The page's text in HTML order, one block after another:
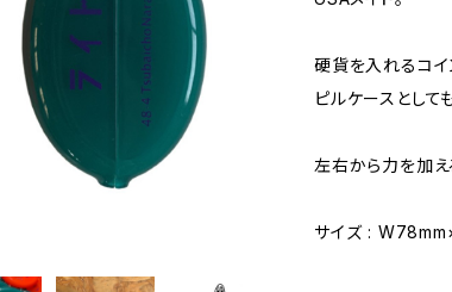
硬貨を入れるコイ
ピルケースとして
左右から力を加え
サイズ :